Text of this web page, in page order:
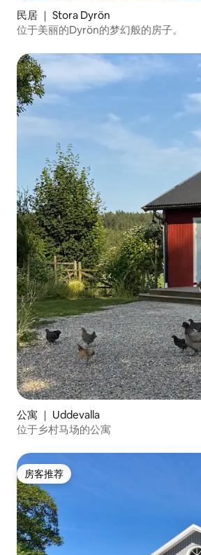
民居 ｜ Stora Dyrön
位于美丽的Dyrön的梦幻般的房子。
公寓 ｜ Uddevalla
位于乡村马场的公寓
房客推荐
房客推荐